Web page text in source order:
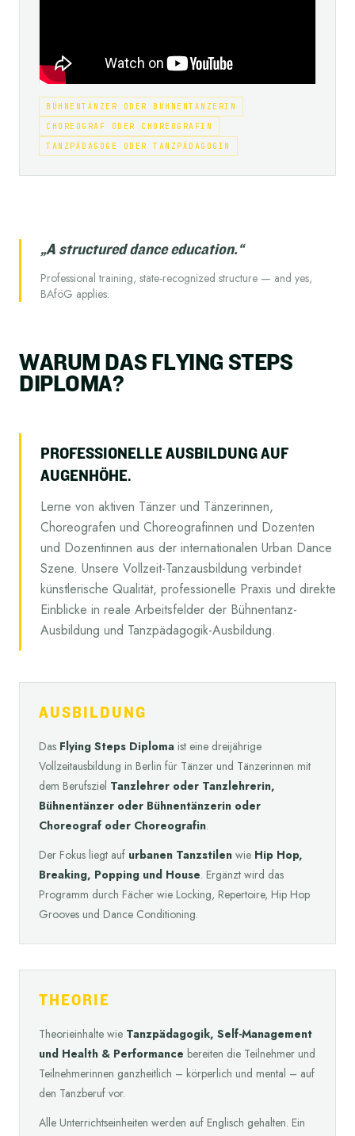
BÜHNENTÄNZER ODER BÜHNENTÄNZERIN
CHOREOGRAF ODER CHOREOGRAFIN
TANZPÄDAGOGE ODER TANZPÄDAGOGIN
„A structured dance education.“
Professional training, state-recognized structure — and yes,
BAföG applies.
WARUM DAS FLYING STEPS
DIPLOMA?
PROFESSIONELLE AUSBILDUNG AUF
AUGENHÖHE.
Lerne von aktiven Tänzer und Tänzerinnen,
Choreografen und Choreografinnen und Dozenten
und Dozentinnen aus der internationalen Urban Dance
Szene. Unsere Vollzeit-Tanzausbildung verbindet
künstlerische Qualität, professionelle Praxis und direkte
Einblicke in reale Arbeitsfelder der Bühnentanz-
Ausbildung und Tanzpädagogik-Ausbildung.
AUSBILDUNG
Das Flying Steps Diploma ist eine dreijährige
Vollzeitausbildung in Berlin für Tänzer und Tänzerinnen mit
dem Berufsziel Tanzlehrer oder Tanzlehrerin,
Bühnentänzer oder Bühnentänzerin oder
Choreograf oder Choreografin.
Der Fokus liegt auf urbanen Tanzstilen wie Hip Hop,
Breaking, Popping und House. Ergänzt wird das
Programm durch Fächer wie Locking, Repertoire, Hip Hop
Grooves und Dance Conditioning.
THEORIE
Theorieinhalte wie Tanzpädagogik, Self-Management
und Health & Performance bereiten die Teilnehmer und
Teilnehmerinnen ganzheitlich – körperlich und mental – auf
den Tanzberuf vor.
Alle Unterrichtseinheiten werden auf Englisch gehalten. Ein